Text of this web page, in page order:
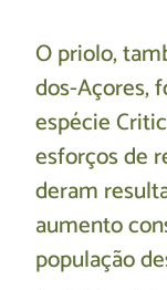
O priolo,
dos-Açores,
espécie
esforços de
deram
aumento
população